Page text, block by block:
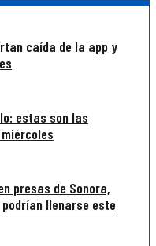
caída de la app y
estas son las
presas de Sonora,
llenarse este